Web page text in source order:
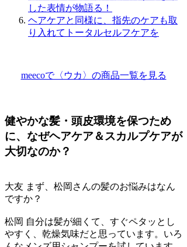
した表情が物語る！
ヘアケアと同様に、指先のケアも取
り入れてトータルセルフケアを
meecoで〈ウカ〉の商品一覧を見る
健やかな髪・頭皮環境を保つため
に、なぜヘアケア＆スカルプケアが
大切なのか？
大友 まず、松岡さんの髪のお悩みはなん
ですか？
松岡 自分は髪が細くて、すぐペタッとし
やすく、乾燥気味だと思っています。いろ